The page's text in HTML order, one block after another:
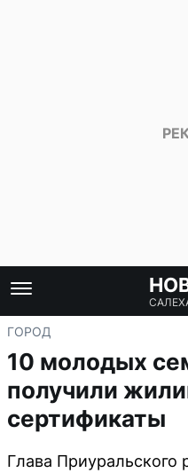
ГОРОД
10 молодых
получили
сертификаты
Глава Приуральского